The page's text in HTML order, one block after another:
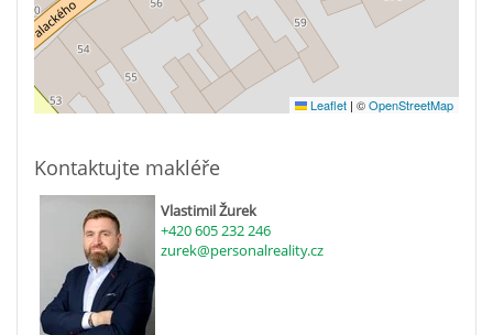
Leaflet | ©OpenStreetMap
Kontaktujte makléře
Vlastimil Žurek
+420 605 232 246
zurek@personalreality.cz